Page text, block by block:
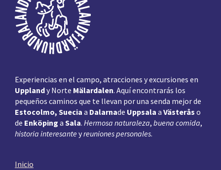
página
Experiencias en el campo, atracciones y excursiones en
Upplandy Norte Mälardalen. Aquí encontrarás los
pequeños caminos que te llevan por una senda mejor de
Estocolmo, Suecia a Dalarnade Uppsala a Västerås o
de Enköping a Sala. Hermosa naturaleza, buena comida,
historia interesante yreuniones personales.
Inicio